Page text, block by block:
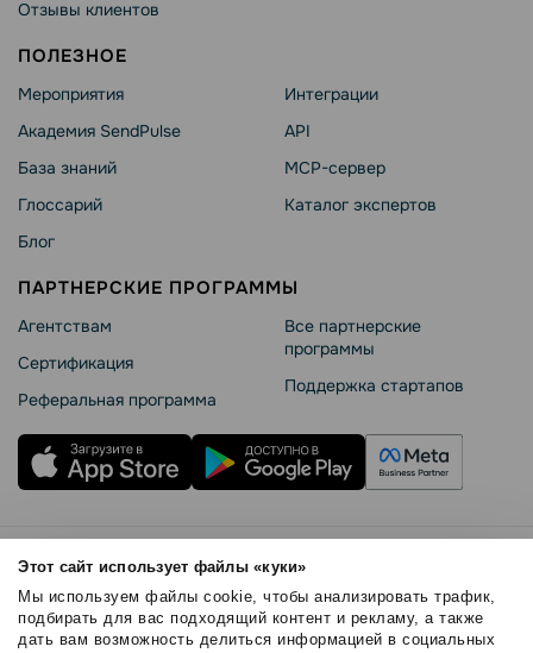
Этот сайт использует файлы «куки»
Мы используем файлы cookie, чтобы анализировать трафик,
подбирать для вас подходящий контент и рекламу, а также
дать вам возможность делиться информацией в социальных
Отзывы клиентов
ПОЛЕЗНОЕ
Мероприятия
Академия SendPulse
База знаний
Глоссарий
Блог
Интеграции
API
MCP-сервер
Каталог экспертов
ПАРТНЕРСКИЕ ПРОГРАММЫ
Агентствам
Сертификация
Реферальная программа
Все партнерские
программы
Поддержка стартапов
Правила использования
Безопасность SendPulse
Политика конфиденциальности
Политика Cookies